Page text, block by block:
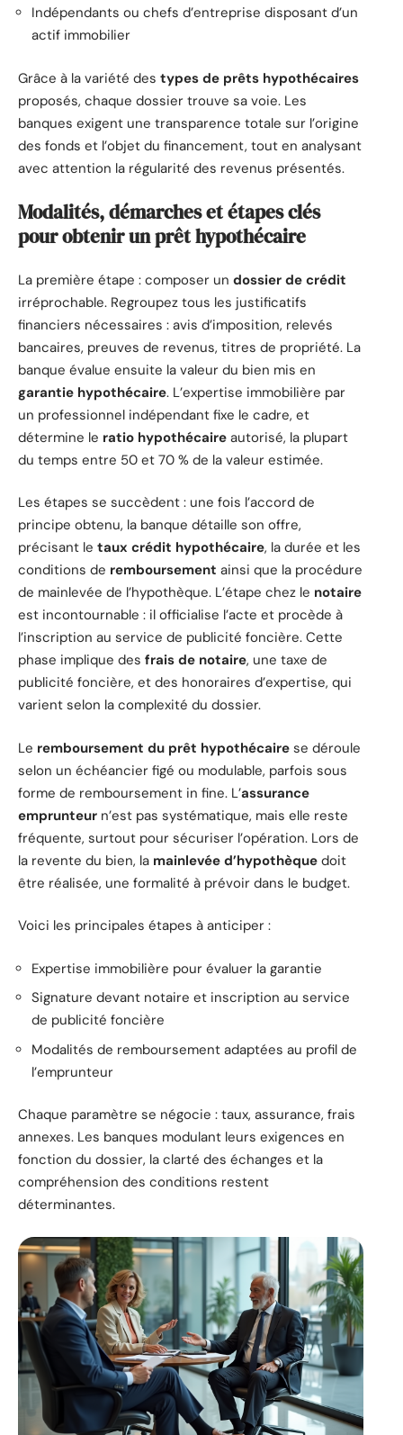
Indépendants ou chefs d’entreprise disposant d’un
actif immobilier
Grâce à la variété des types de prêts hypothécaires
proposés, chaque dossier trouve sa voie. Les
banques exigent une transparence totale sur l’origine
des fonds et l’objet du financement, tout en analysant
avec attention la régularité des revenus présentés.
Modalités, démarches et étapes clés
pour obtenir un prêt hypothécaire
La première étape : composer un dossier de crédit
irréprochable. Regroupez tous les justificatifs
financiers nécessaires : avis d’imposition, relevés
bancaires, preuves de revenus, titres de propriété. La
banque évalue ensuite la valeur du bien mis en
garantie hypothécaire. L’expertise immobilière par
un professionnel indépendant fixe le cadre, et
détermine le ratio hypothécaire autorisé, la plupart
du temps entre 50 et 70 % de la valeur estimée.
Les étapes se succèdent : une fois l’accord de
principe obtenu, la banque détaille son offre,
précisant le taux crédit hypothécaire, la durée et les
conditions de remboursement ainsi que la procédure
de mainlevée de l’hypothèque. L’étape chez le notaire
est incontournable : il officialise l’acte et procède à
l’inscription au service de publicité foncière. Cette
phase implique des frais de notaire, une taxe de
publicité foncière, et des honoraires d’expertise, qui
varient selon la complexité du dossier.
Le remboursement du prêt hypothécaire se déroule
selon un échéancier figé ou modulable, parfois sous
forme de remboursement in fine. L’assurance
emprunteur n’est pas systématique, mais elle reste
fréquente, surtout pour sécuriser l’opération. Lors de
la revente du bien, la mainlevée d’hypothèque doit
être réalisée, une formalité à prévoir dans le budget.
Voici les principales étapes à anticiper :
Expertise immobilière pour évaluer la garantie
Signature devant notaire et inscription au service
de publicité foncière
Modalités de remboursement adaptées au profil de
l’emprunteur
Chaque paramètre se négocie : taux, assurance, frais
annexes. Les banques modulant leurs exigences en
fonction du dossier, la clarté des échanges et la
compréhension des conditions restent
déterminantes.